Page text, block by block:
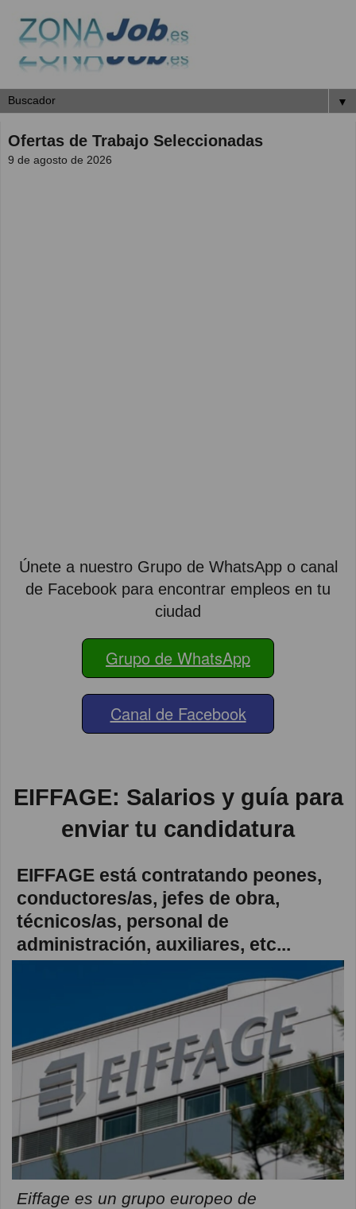
▼
Ofertas de Trabajo Seleccionadas
9 de agosto de 2026
Únete a nuestro Grupo de WhatsApp o canal
de Facebook para encontrar empleos en tu
ciudad
Grupo de WhatsApp
Canal de Facebook
EIFFAGE: Salarios y guía para
enviar tu candidatura
EIFFAGE está contratando peones,
conductores/as, jefes de obra,
técnicos/as, personal de
administración, auxiliares, etc...
Eiffage es un grupo europeo de